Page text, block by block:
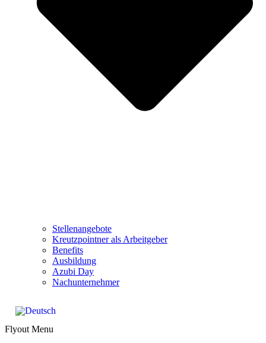
Stellenangebote
Kreutzpointner als Arbeitgeber
Benefits
Ausbildung
Azubi Day
Nachunternehmer
Flyout Menu